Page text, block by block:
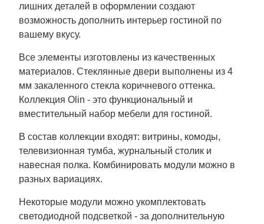
лишних деталей в оформлении создают
возможность дополнить интерьер гостиной по
вашему вкусу.
Все элементы изготовлены из качественных
материалов. Стеклянные двери выполнены из 4
мм закаленного стекла коричневого оттенка.
Коллекция Olin - это функциональный и
вместительный набор мебели для гостиной.
В состав коллекции входят: витрины, комоды,
телевизионная тумба, журнальный столик и
навесная полка. Комбинировать модули можно в
разных вариациях.
Некоторые модули можно укомплектовать
светодиодной подсветкой - за дополнительную